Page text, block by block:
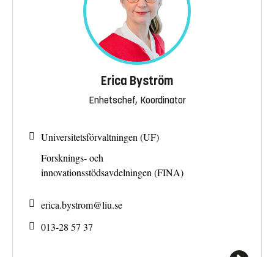
Erica Byström
Enhetschef, Koordinator
Universitetsförvaltningen (UF)
Forsknings- och
innovationsstödsavdelningen (FINA)
erica.bystrom@liu.se
013-28 57 37